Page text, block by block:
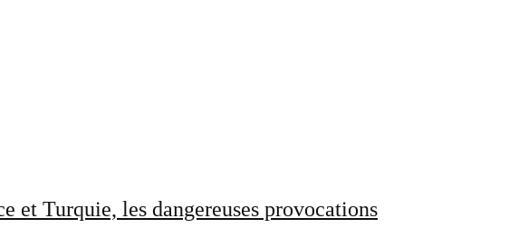
et Turquie, les dangereuses provocations